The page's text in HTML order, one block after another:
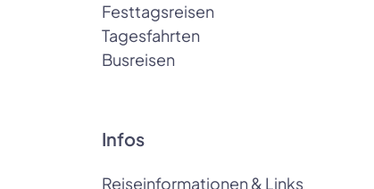
Festtagsreisen
Tagesfahrten
Busreisen
Infos
Reiseinformationen & Links